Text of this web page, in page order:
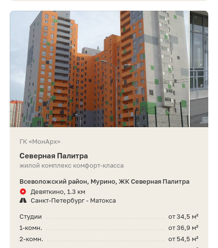
ГК «МонАрх»
Северная Палитра
жилой комплекс комфорт-класса
Всеволожский район, Мурино, ЖК Северная Палитра
Девяткино, 1.3 км
Санкт-Петербург - Матокса
от 34,5 м²
Студии
от 36,9 м²
1-комн.
от 54,5 м²
2-комн.